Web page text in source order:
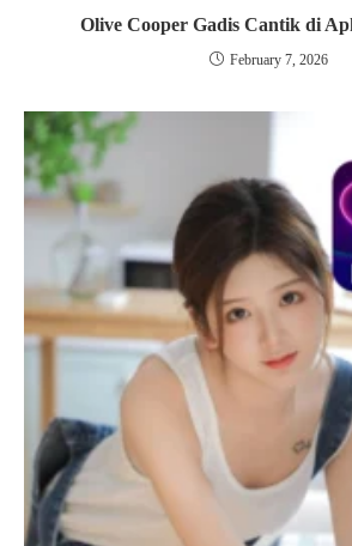
Olive Cooper Gadis Cantik di
February 7, 2026